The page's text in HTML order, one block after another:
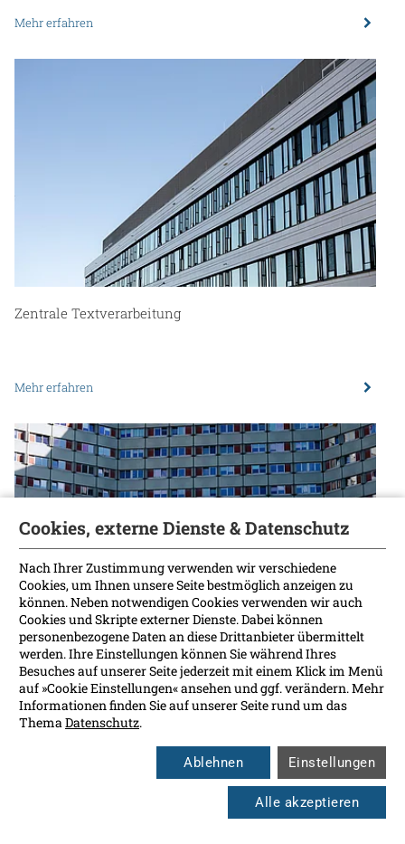
Mehr erfahren
Zentrale Textverarbeitung
Mehr erfahren
Zentraler Einkauf
Cookies, externe Dienste & Datenschutz
Nach Ihrer Zustimmung verwenden wir verschiedene
Cookies, um Ihnen unsere Seite bestmöglich anzeigen zu
können. Neben notwendigen Cookies verwenden wir auch
Cookies und Skripte externer Dienste. Dabei können
personenbezogene Daten an diese Drittanbieter übermittelt
werden. Ihre Einstellungen können Sie während Ihres
Besuches auf unserer Seite jederzeit mit einem Klick im Menü
auf »Cookie Einstellungen« ansehen und ggf. verändern. Mehr
Informationen finden Sie auf unserer Seite rund um das
ThemaDatenschutz.
Ablehnen Einstellungen
Alle akzeptieren